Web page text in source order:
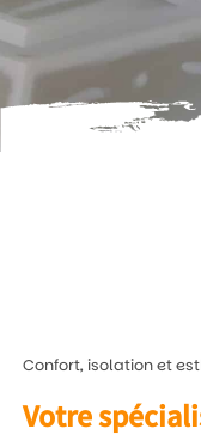
Confort, isolation et
Votre